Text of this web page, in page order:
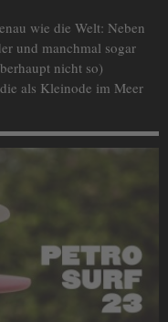
wie die Welt: Neben
und manchmal sogar
nicht so)
als Kleinode im Meer